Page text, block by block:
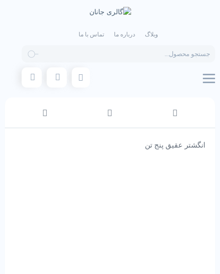
وبلاگ درباره ما تماس با ما
search
انگشتر عقیق پنج تن